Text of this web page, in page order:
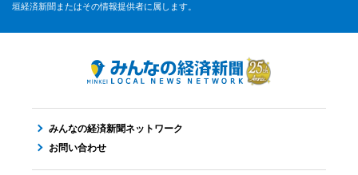
垣経済新聞またはその情報提供者に属します。
みんなの経済新聞ネットワーク
お問い合わせ